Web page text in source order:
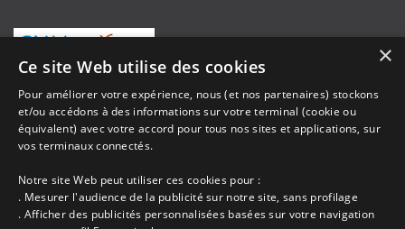
Les descriptions et photos contenues dans le site Armor-vacances sont sous
la responsabilité des propriétaires, ces informations sont indicatives et non
contractuelles. Les données sont protégées par copyright Armor-vacances.
Armor-vacances n'est pas un organisme et ne touche aucune commission
sur les locations, c'est simplement un annuaire d'hébergements de
vacances en Bretagne, un service de petites annonces de location DE
×
Ce site Web utilise des cookies
Pour améliorer votre expérience, nous (et nos partenaires) stockons
et/ou accédons à des informations sur votre terminal (cookie ou
équivalent) avec votre accord pour tous nos sites et applications, sur
vos terminaux connectés.
Notre site Web peut utiliser ces cookies pour :
. Mesurer l'audience de la publicité sur notre site, sans profilage
. Afficher des publicités personnalisées basées sur votre navigation